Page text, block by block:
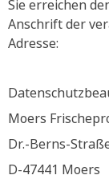
Sie erreichen
Anschrift der
Adresse:
Moers
Dr.-Berns-
D-47441 Moers